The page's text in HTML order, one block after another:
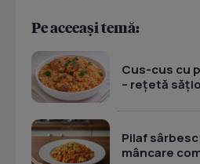
Pe aceeași temă:
Cus-cus cu
– rețetă
Pilaf
mâncare